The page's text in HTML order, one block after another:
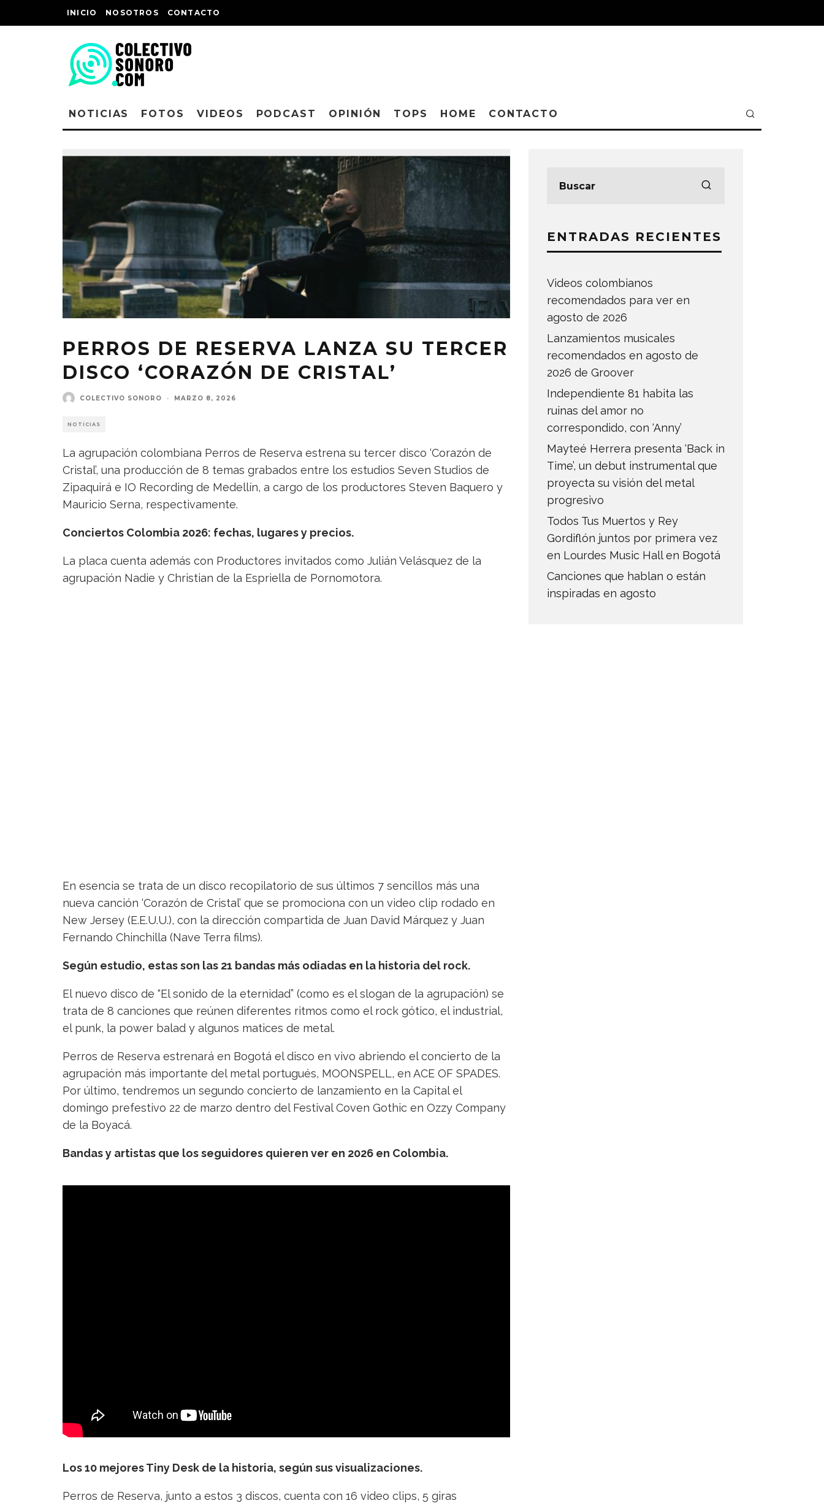
INICIO NOSOTROS CONTACTO
NOTICIAS FOTOS VIDEOS PODCAST OPINIÓN TOPS HOME CONTACTO
PERROS DE RESERVA LANZA SU TERCER
DISCO ‘CORAZÓN DE CRISTAL’
COLECTIVO SONORO · MARZO 8, 2026
NOTICIAS
La agrupación colombiana Perros de Reserva estrena su tercer disco ‘Corazón de
Cristal’, una producción de 8 temas grabados entre los estudios Seven Studios de
Zipaquirá e IO Recording de Medellín, a cargo de los productores Steven Baquero y
Mauricio Serna, respectivamente.
Conciertos Colombia 2026: fechas, lugares y precios.
La placa cuenta además con Productores invitados como Julián Velásquez de la
agrupación Nadie y Christian de la Espriella de Pornomotora.
En esencia se trata de un disco recopilatorio de sus últimos 7 sencillos más una
nueva canción ‘Corazón de Cristal’ que se promociona con un video clip rodado en
New Jersey (E.E.U.U.), con la dirección compartida de Juan David Márquez y Juan
Fernando Chinchilla (Nave Terra films).
Según estudio, estas son las 21 bandas más odiadas en la historia del rock.
El nuevo disco de “El sonido de la eternidad” (como es el slogan de la agrupación) se
trata de 8 canciones que reúnen diferentes ritmos como el rock gótico, el industrial,
el punk, la power balad y algunos matices de metal.
Perros de Reserva estrenará en Bogotá el disco en vivo abriendo el concierto de la
agrupación más importante del metal portugués, MOONSPELL, en ACE OF SPADES.
Por último, tendremos un segundo concierto de lanzamiento en la Capital el
domingo prefestivo 22 de marzo dentro del Festival Coven Gothic en Ozzy Company
de la Boyacá.
Bandas y artistas que los seguidores quieren ver en 2026 en Colombia.
Los 10 mejores Tiny Desk de la historia, según sus visualizaciones.
Perros de Reserva, junto a estos 3 discos, cuenta con 16 video clips, 5 giras
ENTRADAS RECIENTES
Videos colombianos
recomendados para ver en
agosto de 2026
Lanzamientos musicales
recomendados en agosto de
2026 de Groover
Independiente 81 habita las
ruinas del amor no
correspondido, con ‘Anny’
Mayteé Herrera presenta ‘Back in
Time’, un debut instrumental que
proyecta su visión del metal
progresivo
Todos Tus Muertos y Rey
Gordiflón juntos por primera vez
en Lourdes Music Hall en Bogotá
Canciones que hablan o están
inspiradas en agosto